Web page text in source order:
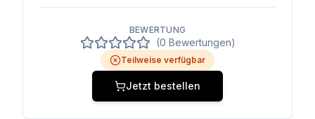
BEWERTUNG
(0 Bewertungen)
Teilweise verfügbar
Jetzt bestellen